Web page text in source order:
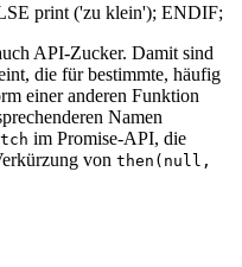
print ('zu klein'); ENDIF;
API-Zucker. Damit sind
die für bestimmte, häufig
einer anderen Funktion
Namen
im Promise-API, die
von then(null,